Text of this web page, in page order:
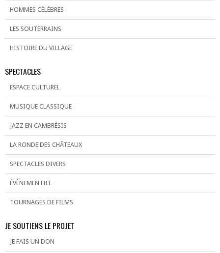
HOMMES CÉLÈBRES
LES SOUTERRAINS
HISTOIRE DU VILLAGE
SPECTACLES
ESPACE CULTUREL
MUSIQUE CLASSIQUE
JAZZ EN CAMBRÉSIS
LA RONDE DES CHÂTEAUX
SPECTACLES DIVERS
ÉVÈNEMENTIEL
TOURNAGES DE FILMS
JE SOUTIENS LE PROJET
JE FAIS UN DON